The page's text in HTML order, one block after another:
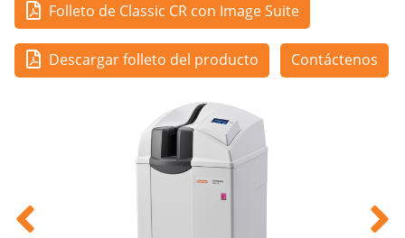
Folleto de Classic CR con Image Suite
Descargar folleto del producto Contáctenos